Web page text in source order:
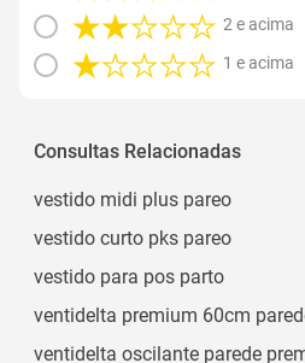
2 e acima
1 e acima
Consultas Relacionadas
vestido midi plus pareo
vestido curto pks pareo
vestido para pos parto
ventidelta premium 60cm
ventidelta oscilante parede